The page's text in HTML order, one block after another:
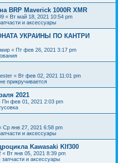
BRP Maverick 1000R XMR
« Вт май 18, 2021 10:54 pm
и аксессуары
УКРАИНЫ ПО КАНТРИ
« Пт фев 26, 2021 3:17 pm
« Вт фев 02, 2021 11:01 pm
прикручивается
2021
Пн фев 01, 2021 2:03 pm
Ср янв 27, 2021 6:58 pm
и аксессуары
Kawasaki Klf300
« Вт янв 05, 2021 8:39 pm
и аксессуары